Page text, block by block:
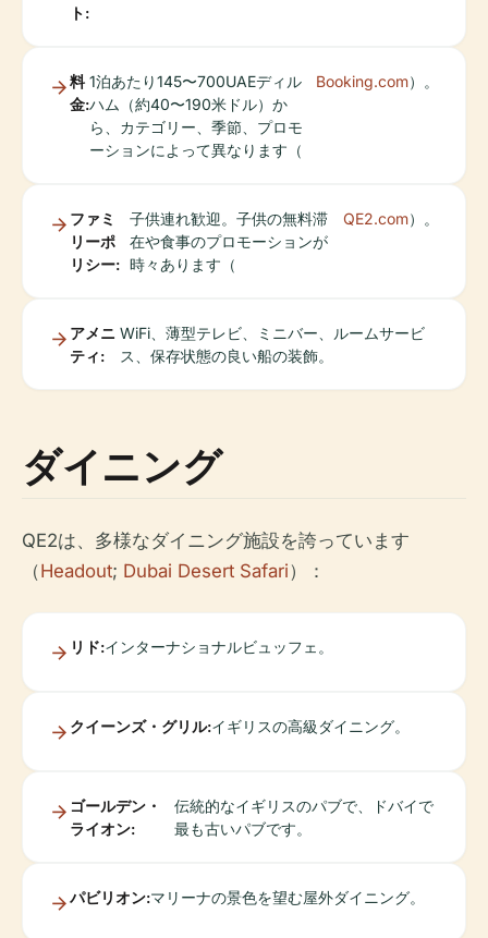
ト:
料
金:
1泊あたり145〜700UAEディル
ハム（約40〜190米ドル）か
ら、カテゴリー、季節、プロモ
ーションによって異なります（
Booking.com）。
ファミ
リーポ
リシー:
子供連れ歓迎。子供の無料滞
在や食事のプロモーションが
時々あります（
QE2.com）。
アメニ
ティ:
WiFi、薄型テレビ、ミニバー、ルームサービ
ス、保存状態の良い船の装飾。
ダイニング
QE2は、多様なダイニング施設を誇っています
（Headout; Dubai Desert Safari）：
リド:インターナショナルビュッフェ。
クイーンズ・グリル:イギリスの高級ダイニング。
ゴールデン・
ライオン:
伝統的なイギリスのパブで、ドバイで
最も古いパブです。
パビリオン:マリーナの景色を望む屋外ダイニング。